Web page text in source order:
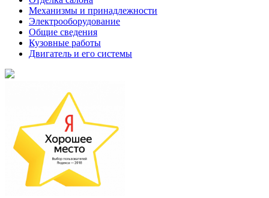
Механизмы и принадлежности
Электрооборудование
Общие сведения
Кузовные работы
Двигатель и его системы